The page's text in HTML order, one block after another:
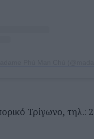
Τρίγωνο, τηλ.: